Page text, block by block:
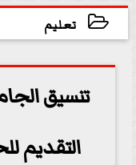
تعليم
تنسيق
التقديم